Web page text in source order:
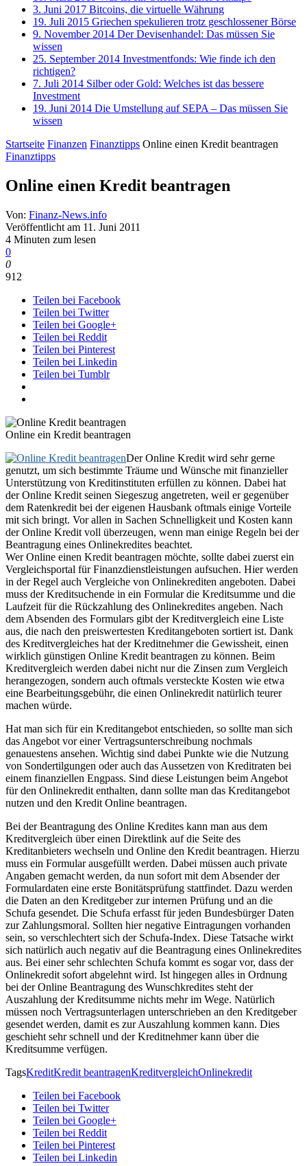
3. Juni 2017 Bitcoins, die virtuelle Währung
19. Juli 2015 Griechen spekulieren trotz geschlossener Börse
9. November 2014 Der Devisenhandel: Das müssen Sie
wissen
25. September 2014 Investmentfonds: Wie finde ich den
richtigen?
7. Juli 2014 Silber oder Gold: Welches ist das bessere
Investment
19. Juni 2014 Die Umstellung auf SEPA – Das müssen Sie
wissen
Startseite Finanzen Finanztipps Online einen Kredit beantragen
Finanztipps
Online einen Kredit beantragen
Von: Finanz-News.info
Veröffentlicht am 11. Juni 2011
4 Minuten zum lesen
0
0
912
Teilen bei Facebook
Teilen bei Twitter
Teilen bei Google+
Teilen bei Reddit
Teilen bei Pinterest
Teilen bei Linkedin
Teilen bei Tumblr
Online ein Kredit beantragen
Der Online Kredit wird sehr gerne
genutzt, um sich bestimmte Träume und Wünsche mit finanzieller
Unterstützung von Kreditinstituten erfüllen zu können. Dabei hat
der Online Kredit seinen Siegeszug angetreten, weil er gegenüber
dem Ratenkredit bei der eigenen Hausbank oftmals einige Vorteile
mit sich bringt. Vor allen in Sachen Schnelligkeit und Kosten kann
der Online Kredit voll überzeugen, wenn man einige Regeln bei der
Beantragung eines Onlinekredites beachtet.
Wer Online einen Kredit beantragen möchte, sollte dabei zuerst ein
Vergleichsportal für Finanzdienstleistungen aufsuchen. Hier werden
in der Regel auch Vergleiche von Onlinekrediten angeboten. Dabei
muss der Kreditsuchende in ein Formular die Kreditsumme und die
Laufzeit für die Rückzahlung des Onlinekredites angeben. Nach
dem Absenden des Formulars gibt der Kreditvergleich eine Liste
aus, die nach den preiswertesten Kreditangeboten sortiert ist. Dank
des Kreditvergleiches hat der Kreditnehmer die Gewissheit, einen
wirklich günstigen Online Kredit beantragen zu können. Beim
Kreditvergleich werden dabei nicht nur die Zinsen zum Vergleich
herangezogen, sondern auch oftmals versteckte Kosten wie etwa
eine Bearbeitungsgebühr, die einen Onlinekredit natürlich teurer
machen würde.
Hat man sich für ein Kreditangebot entschieden, so sollte man sich
das Angebot vor einer Vertragsunterschreibung nochmals
genauestens ansehen. Wichtig sind dabei Punkte wie die Nutzung
von Sondertilgungen oder auch das Aussetzen von Kreditraten bei
einem finanziellen Engpass. Sind diese Leistungen beim Angebot
für den Onlinekredit enthalten, dann sollte man das Kreditangebot
nutzen und den Kredit Online beantragen.
Bei der Beantragung des Online Kredites kann man aus dem
Kreditvergleich über einen Direktlink auf die Seite des
Kreditanbieters wechseln und Online den Kredit beantragen. Hierzu
muss ein Formular ausgefüllt werden. Dabei müssen auch private
Angaben gemacht werden, da nun sofort mit dem Absender der
Formulardaten eine erste Bonitätsprüfung stattfindet. Dazu werden
die Daten an den Kreditgeber zur internen Prüfung und an die
Schufa gesendet. Die Schufa erfasst für jeden Bundesbürger Daten
zur Zahlungsmoral. Sollten hier negative Eintragungen vorhanden
sein, so verschlechtert sich der Schufa-Index. Diese Tatsache wirkt
sich natürlich auch negativ auf die Beantragung eines Onlinekredites
aus. Bei einer sehr schlechten Schufa kommt es sogar vor, dass der
Onlinekredit sofort abgelehnt wird. Ist hingegen alles in Ordnung
bei der Online Beantragung des Wunschkredites steht der
Auszahlung der Kreditsumme nichts mehr im Wege. Natürlich
müssen noch Vertragsunterlagen unterschrieben an den Kreditgeber
gesendet werden, damit es zur Auszahlung kommen kann. Dies
geschieht sehr schnell und der Kreditnehmer kann über die
Kreditsumme verfügen.
TagsKreditKredit beantragenKreditvergleichOnlinekredit
Teilen bei Facebook
Teilen bei Twitter
Teilen bei Google+
Teilen bei Reddit
Teilen bei Pinterest
Teilen bei Linkedin